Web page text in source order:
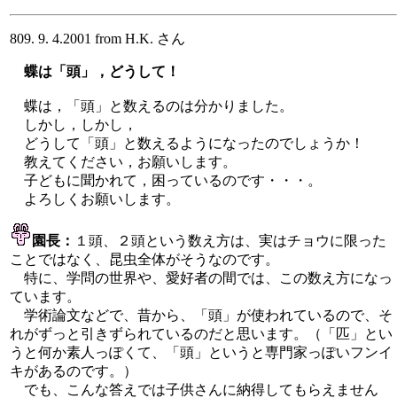
809. 9. 4.2001 from H.K. さん
蝶は「頭」，どうして！
蝶は，「頭」と数えるのは分かりました。
しかし，しかし，
どうして「頭」と数えるようになったのでしょうか！
教えてください，お願いします。
子どもに聞かれて，困っているのです・・・。
よろしくお願いします。
園長： １頭、２頭という数え方は、実はチョウに限った
ことではなく、昆虫全体がそうなのです。
特に、学問の世界や、愛好者の間では、この数え方になっ
ています。
学術論文などで、昔から、「頭」が使われているので、そ
れがずっと引きずられているのだと思います。（「匹」とい
うと何か素人っぽくて、「頭」というと専門家っぽいフンイ
キがあるのです。）
でも、こんな答えでは子供さんに納得してもらえません